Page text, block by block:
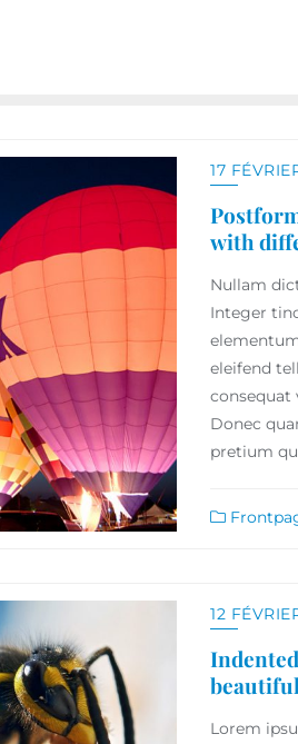
17
with
Nullam
Integer
eleifend
consequat
Donec
pretium
12
beautiful
Lorem